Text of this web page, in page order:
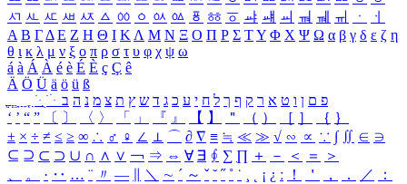
ㅺ ㅻ ㅼ ㅽ ㅾ ㅿ ㆀ ㆁ ㆂ ㆃ ㆄ ㆅ ㆆ ㆇ ㆈ ㆉ ㆊ ㆋ ㆌ ㆍ
ㆎ
Α Β ΓΔ Ε Ζ Η Θ Ι ΚΛ Μ Ν Ξ Ο Π Ρ Σ ΤΥ Φ Χ Ψ Ω α β γ δ ε ζ η
θ ι κ λ μ ν ξ ο π ρ σ τ υ φ χ ψ ω
á à Á À é è É È ç Ç ê
Ä Ö Ü ä ö ü ß
ִֶֹ ֻּ ׁׂ פ ם ן ו ט א ר ק ף ך ל ח י ע כ ג ד ש ץ ת צ מ נ ה ב
‘ ’ “ ” 〔 〕 〈 〉 「 」 『 』 【 】 ＂ （ ） ［ ］ ｛ ｝
± × ÷ ≠ ≤ ≥ ∞ ∴ ♂ ♀ ∠ ⊥ ⌒ ∂ ∇ ≡ ≒ ≪ ≫ √ ∽ ∝ ∵ ∫ ∬ ∈ ∋
⊆ ⊇ ⊂ ⊃ ∪ ∩ ∧ ∨ ￢ ⇒ ⇔ ∀ ∃ ∮ ∑ ∏ ＋ － ＜ ＝
＞
、
。 · ‥ … ¨ 〃 ― ＼ ∼ ´ ～ ˇ ˘ ˝ ˚ ˙ ¸ ¡ ¿ ː ！ ＇ ， ． ／
：